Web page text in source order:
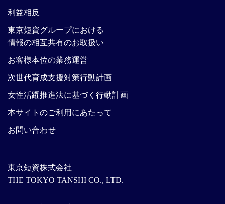
東京短資株式会社
THE TOKYO TANSHI CO., LTD.
利益相反
東京短資グループにおける
情報の相互共有のお取扱い
お客様本位の業務運営
次世代育成支援対策行動計画
女性活躍推進法に基づく行動計画
本サイトのご利用にあたって
お問い合わせ